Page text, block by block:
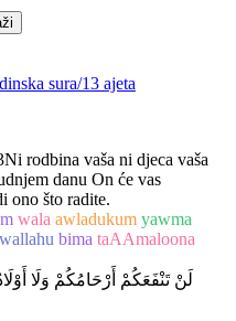
sura/13 ajeta
Ni rodbina vaša ni djeca vaša
danu On će vas
ono što radite.
wala awladukum yawma
wallahu bima taAAmaloona
لَنْ تَنْفَعَكُمْ أَرْحَامُكُمْ وَلَا